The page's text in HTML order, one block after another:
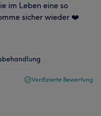
im Leben eine so
sicher wieder ❤️
Verifizierte Bewertung